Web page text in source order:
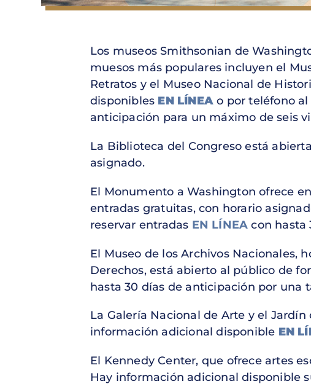
Los museos Smithsonian de
muesos más populares incluyen el
Retratos y el Museo Nacional de
disponibles EN LÍNEA o por teléfono al
anticipación para un máximo de seis
La Biblioteca del Congreso está
asignado.
El Monumento a Washington ofrece
entradas gratuitas, con horario
reservar entradas EN LÍNEA con hasta
El Museo de los Archivos Nacionales,
Derechos, está abierto al público de
hasta 30 días de anticipación por una
La Galería Nacional de Arte y el
información adicional disponible EN
El Kennedy Center, que ofrece artes
Hay información adicional disponible